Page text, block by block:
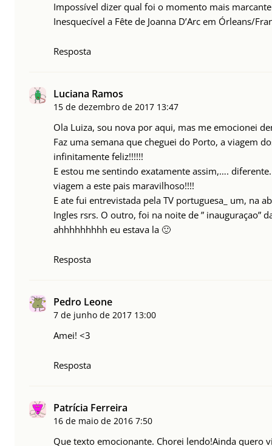
Impossível dizer qual foi o momento mais
Inesquecível a Fête de Joanna D’Arc em Órleans/
Resposta
Luciana Ramos
15 de dezembro de 2017 13:47
Ola Luiza, sou nova por aqui, mas me emocionei
Faz uma semana que cheguei do Porto, a viagem
infinitamente feliz!!!!!!
E estou me sentindo exatamente assim,….
viagem a este pais maravilhoso!!!!
E ate fui entrevistada pela TV portuguesa_ um, na
Ingles rsrs. O outro, foi na noite de ” inauguraçao”
ahhhhhhhhh eu estava la 🙂
Resposta
Pedro Leone
7 de junho de 2017 13:00
Amei! <3
Resposta
Patrícia Ferreira
16 de maio de 2016 7:50
Que texto emocionante. Chorei lendo!Ainda quero